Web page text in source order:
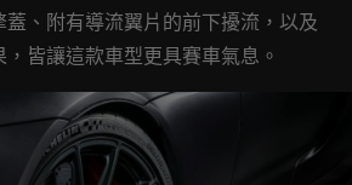
、附有導流翼片的前下擾流，以及
皆讓這款車型更具賽車氣息。